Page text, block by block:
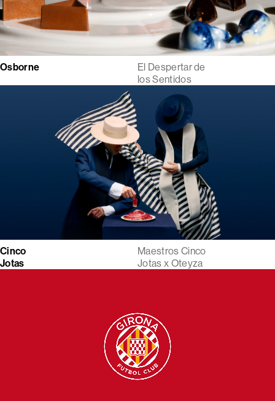
Osborne
El Despertar de
los Sentidos
Cinco
Jotas
Maestros Cinco
Jotas x Oteyza